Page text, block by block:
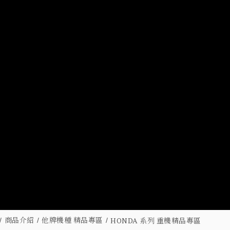
商品介紹 他牌機種 精品專區 HONDA 系列 重機精品專區